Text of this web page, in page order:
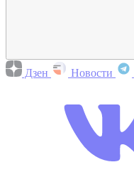
Дзен Новости